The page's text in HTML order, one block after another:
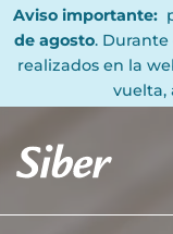
Aviso importante:
de agosto. Durante
realizados en la
vuelta,